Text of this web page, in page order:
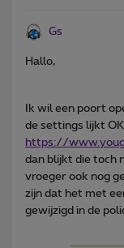
Gs
Hallo,
Ik wil een poort
de settings lijkt
https://
dan blijkt die toch
vroeger ook nog
zijn dat het met
gewijzigd in de